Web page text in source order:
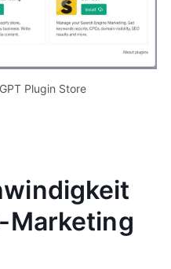
Plugin Store
Marketing